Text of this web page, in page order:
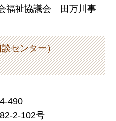
福祉協議会 田万川事
センター）
490
2-102号